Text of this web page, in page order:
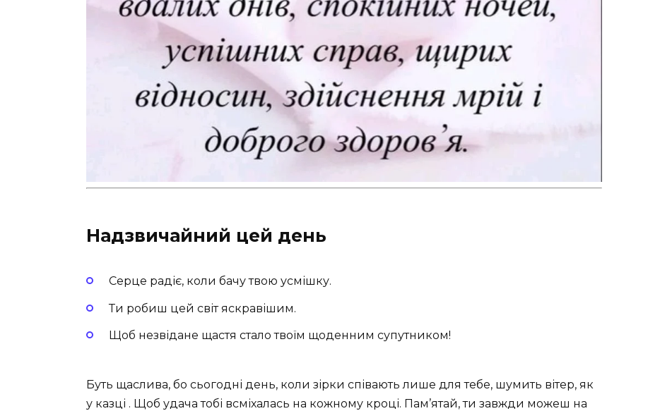
Надзвичайний цей день
Серце радіє, коли бачу твою усмішку.
Ти робиш цей світ яскравішим.
Щоб незвідане щастя стало твоїм щоденним супутником!
Буть щаслива, бо сьогодні день, коли зірки співають лише для тебе, шумить вітер, як
у казці . Щоб удача тобі всміхалась на кожному кроці. Пам’ятай, ти завжди можеш на